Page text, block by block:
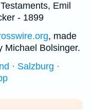
Emil
- 1899
, made
Michael Bolsinger.
· Salzburg ·